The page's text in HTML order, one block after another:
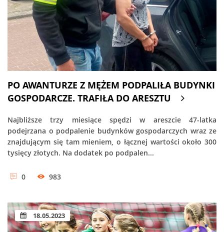
PO AWANTURZE Z MĘŻEM PODPALIŁA BUDYNKI
GOSPODARCZE. TRAFIŁA DO ARESZTU
Najbliższe trzy miesiące spędzi w areszcie 47-latka
podejrzana o podpalenie budynków gospodarczych wraz ze
znajdującym się tam mieniem, o łącznej wartości około 300
tysięcy złotych. Na dodatek po podpalen...
0 983
18.05.2023